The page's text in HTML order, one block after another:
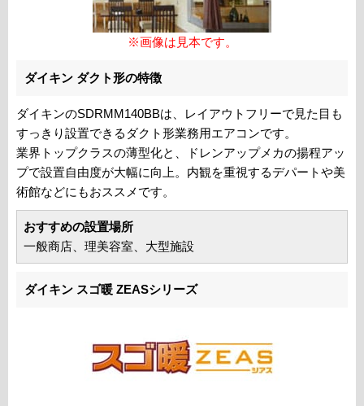
※画像は見本です。
ダイキン ダクト形の特徴
ダイキンのSDRMM140BBは、レイアウトフリーで見た目も
すっきり設置できるダクト形業務用エアコンです。
業界トップクラスの薄型化と、ドレンアップメカの揚程アッ
プで設置自由度が大幅に向上。内観を重視するデパートや美
術館などにもおススメです。
おすすめの設置場所
一般商店、理美容室、大型施設
ダイキン スゴ暖 ZEASシリーズ